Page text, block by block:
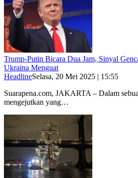
Trump-Putin Bicara Dua Jam, Sinyal
Ukraina Menguat
HeadlineSelasa, 20 Mei 2025 | 15:55
Suarapena.com, JAKARTA – Dalam
mengejutkan yang…